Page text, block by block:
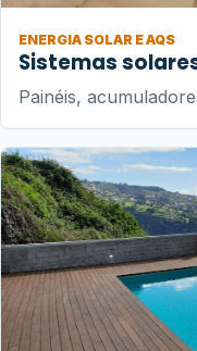
ENERGIA SOLAR E AQS
Sistemas
Painéis,